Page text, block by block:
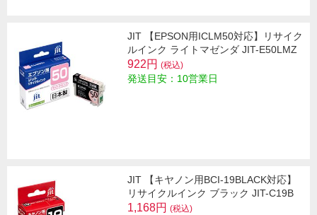
JIT 【EPSON用ICLM50対応】リサイク
ルインク ライトマゼンダ JIT-E50LMZ
922円 (税込)
発送目安：10営業日
JIT 【キヤノン用BCI-19BLACK対応】
リサイクルインク ブラック JIT-C19B
1,168円 (税込)